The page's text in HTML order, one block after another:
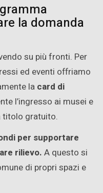
la domanda
su più fronti. Per
ed eventi offriamo
la card di
l’ingresso ai musei e
titolo gratuito.
per supportare
rilievo. A questo si
di propri spazi e